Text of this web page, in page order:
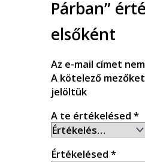
Párban”
elsőként
Az e-mail címet
A kötelező mezőket
jelöltük
A te értékelésed *
Értékelésed *